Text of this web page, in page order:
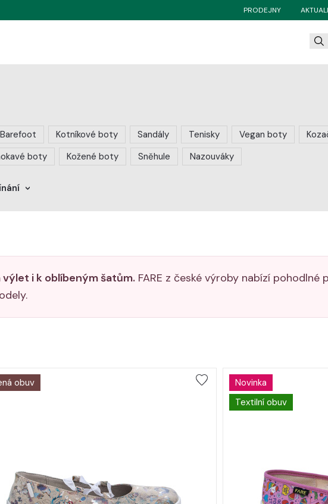
PRODEJNY
Barefoot Kotníkové boty Sandály Tenisky Vegan boty
boty Kožené boty Sněhule Nazouváky
>
i k oblíbeným šatům. FARE z české výroby nabízí pohodlné
obuv
Novinka
Textilní obuv